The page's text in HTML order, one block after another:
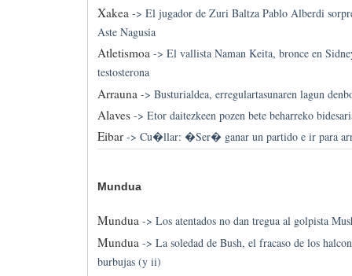
Xakea-> El jugador de Zuri Baltza Pablo Alberdi
Aste Nagusia
Atletismoa-> El vallista Naman Keita, bronce en
testosterona
Arrauna -> Busturialdea, erregulartasunaren lagun
Alaves-> Etor daitezkeen pozen bete beharreko
Eibar-> Cu�llar: �Ser� ganar un partido e ir para
Mundua
Mundua-> Los atentados no dan tregua al golpista
Mundua -> La soledad de Bush, el fracaso de los
burbujas (y ii)